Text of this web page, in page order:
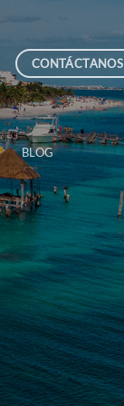
CONTÁCTANOS
BLOG